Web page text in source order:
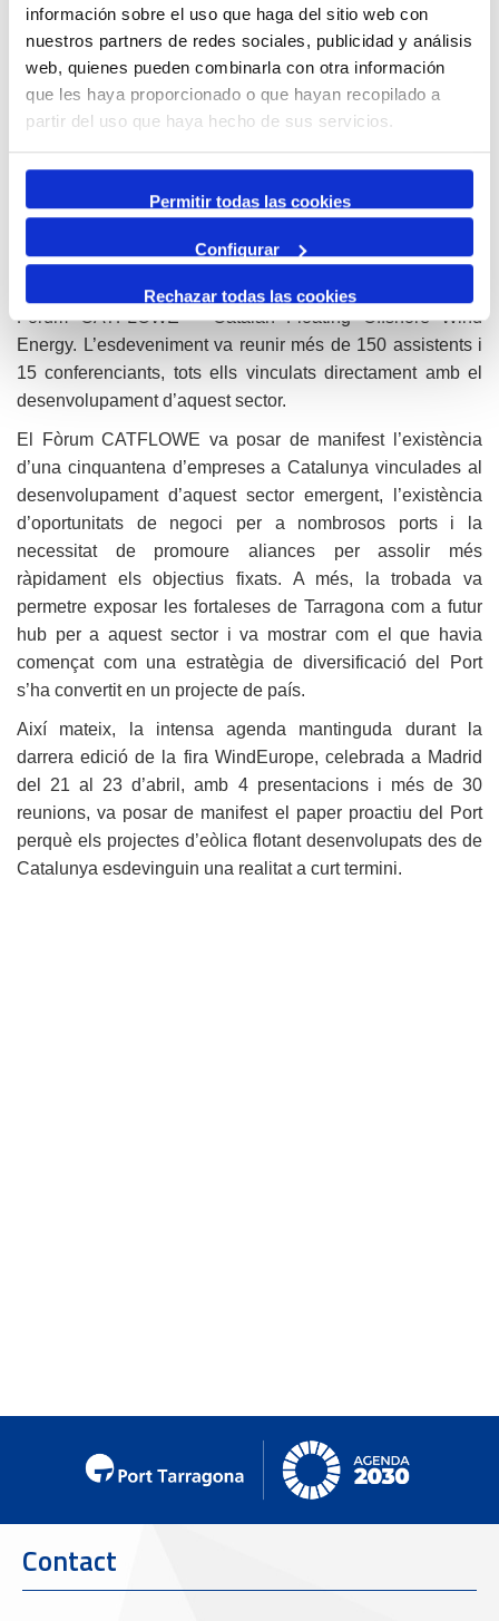
información sobre el uso que haga del sitio web con
nuestros partners de redes sociales, publicidad y análisis
web, quienes pueden combinarla con otra información
que les haya proporcionado o que hayan recopilado a
partir del uso que haya hecho de sus servicios.
Permitir todas las cookies
Configurar
Rechazar todas las cookies
pròximes com el Golf de Lleó.
El passat mes de juny, l’estratègia de l’Autoritat Portuària
de Tarragona va fer una passa important quan la
Generalitat de Catalunya va oficialitzar el seu suport a
suport s’ha materialitzat a través del treball conjunt per
captació de projectes i inversions que s’està realitzant
conjuntament entre l’Autoritat Portuària i ACCIÓ.
Uns mesos més tard, a l’octubre, es va evidenciar la
capacitat de lideratge del Port amb la celebració del primer
Fòrum CATFLOWE – Catalan Floating Offshore Wind
Energy. L’esdeveniment va reunir més de 150 assistents i
15 conferenciants, tots ells vinculats directament amb el
desenvolupament d’aquest sector.
El Fòrum CATFLOWE va posar de manifest l’existència
d’una cinquantena d’empreses a Catalunya vinculades al
desenvolupament d’aquest sector emergent, l’existència
d’oportunitats de negoci per a nombrosos ports i la
necessitat de promoure aliances per assolir més
ràpidament els objectius fixats. A més, la trobada va
permetre exposar les fortaleses de Tarragona com a futur
hub per a aquest sector i va mostrar com el que havia
començat com una estratègia de diversificació del Port
s’ha convertit en un projecte de país.
Així mateix, la intensa agenda mantinguda durant la
darrera edició de la fira WindEurope, celebrada a Madrid
del 21 al 23 d’abril, amb 4 presentacions i més de 30
reunions, va posar de manifest el paper proactiu del Port
perquè els projectes d’eòlica flotant desenvolupats des de
Catalunya esdevinguin una realitat a curt termini.
Contact